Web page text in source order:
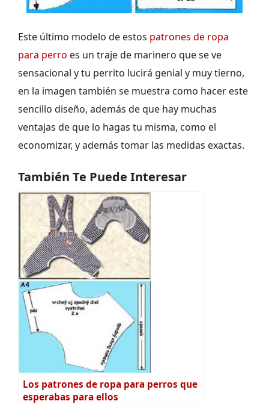
Este último modelo de estos patrones de ropa
para perro es un traje de marinero que se ve
sensacional y tu perrito lucirá genial y muy tierno,
en la imagen también se muestra como hacer este
sencillo diseño, además de que hay muchas
ventajas de que lo hagas tu misma, como el
economizar, y además tomar las medidas exactas.
También Te Puede Interesar
Los patrones de ropa para perros que
esperabas para ellos